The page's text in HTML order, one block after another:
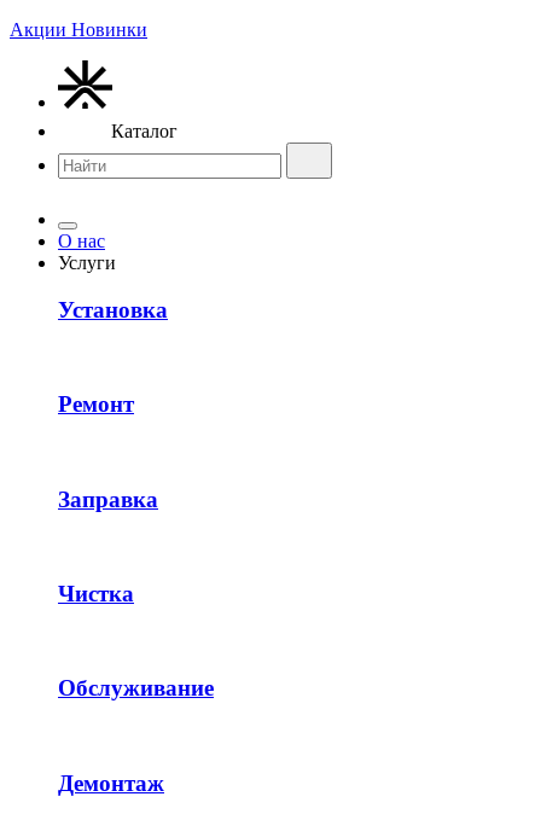
Акции Новинки
Каталог
О нас
Услуги
Установка
Ремонт
Заправка
Чистка
Обслуживание
Демонтаж